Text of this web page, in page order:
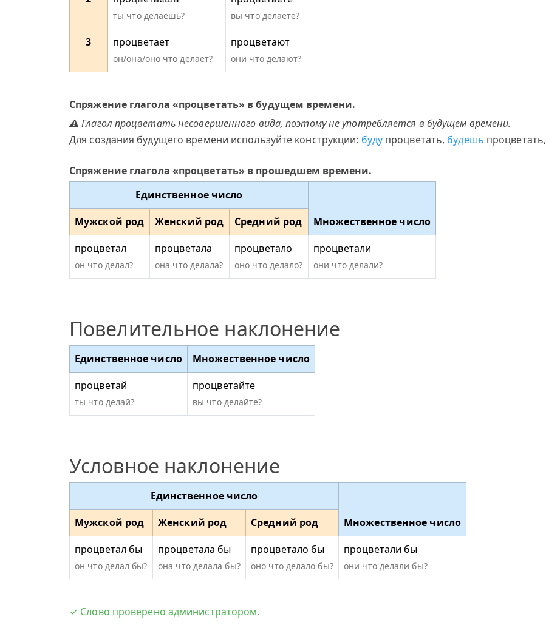
ты что делаешь? вы что делаете?
3 процветает
он/она/оно что делает?
процветают
они что делают?
Спряжение глагола «процветать» в будущем времени.
⚠ Глагол процветать несовершенного вида, поэтому не употребляется в будущем времени.
Для создания будущего времени используйте конструкции: будупроцветать, будешь процветать,
Спряжение глагола «процветать» в прошедшем времени.
Единственное число
Множественное число
Мужской род Женский род
Средний род
процветал
он что делал?
процветала
она что делала?
процветало
оно что делало?
процветали
они что делали?
Повелительное наклонение
Единственное число
Множественное число
процветай
ты что делай?
процветайте
вы что делайте?
Условное наклонение
Единственное число
Множественное число
Мужской род Женский род
Средний род
процветал бы
он что делал бы?
процветала бы
она что делала бы?
процветало бы
оно что делало бы?
процветали бы
они что делали бы?
✓ Слово проверено администратором.